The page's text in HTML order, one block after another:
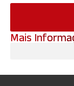
Mais